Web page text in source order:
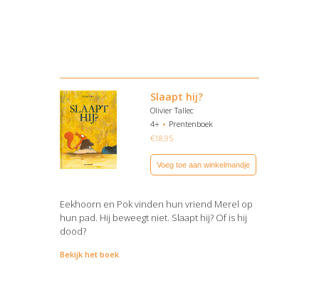
Slaapt hij?
Olivier Tallec
4+
Prentenboek
€18,95
Voeg toe aan winkelmandje
Eekhoorn en Pok vinden hun vriend Merel op
hun pad. Hij beweegt niet. Slaapt hij? Of is hij
dood?
Bekijk het boek